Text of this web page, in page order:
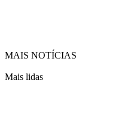
MAIS NOTÍCIAS
Mais lidas